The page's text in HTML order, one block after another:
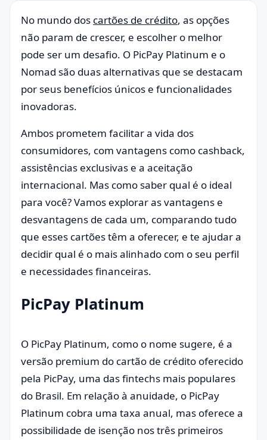
No mundo dos cartões de crédito, as opções
não param de crescer, e escolher o melhor
pode ser um desafio. O PicPay Platinum e o
Nomad são duas alternativas que se destacam
por seus benefícios únicos e funcionalidades
inovadoras.
Ambos prometem facilitar a vida dos
consumidores, com vantagens como cashback,
assistências exclusivas e a aceitação
internacional. Mas como saber qual é o ideal
para você? Vamos explorar as vantagens e
desvantagens de cada um, comparando tudo
que esses cartões têm a oferecer, e te ajudar a
decidir qual é o mais alinhado com o seu perfil
e necessidades financeiras.
PicPay Platinum
O PicPay Platinum, como o nome sugere, é a
versão premium do cartão de crédito oferecido
pela PicPay, uma das fintechs mais populares
do Brasil. Em relação à anuidade, o PicPay
Platinum cobra uma taxa anual, mas oferece a
possibilidade de isenção nos três primeiros